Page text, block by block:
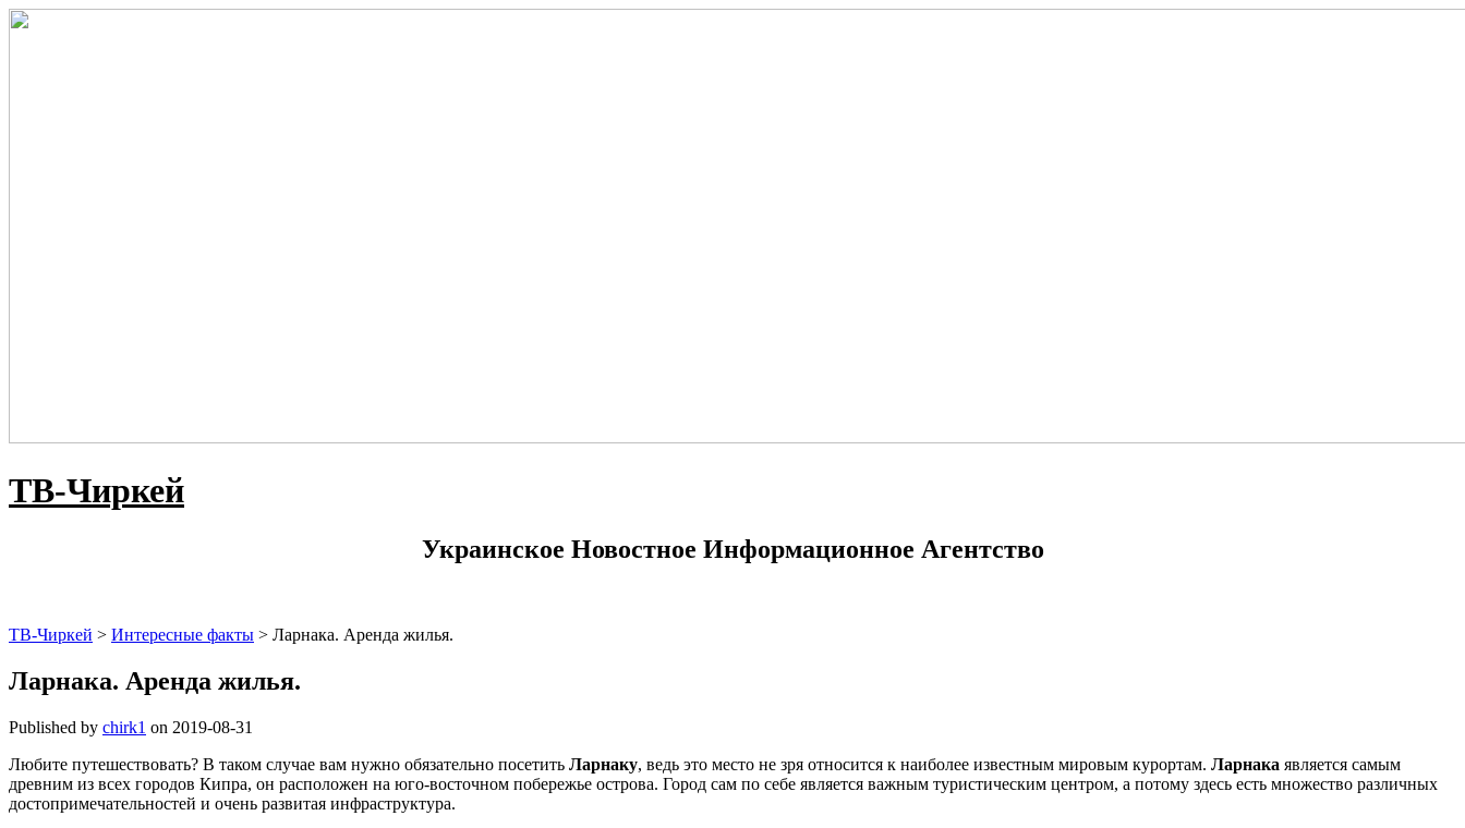
ТВ-Чиркей
Украинское Новостное Информационное Агентство
ТВ-Чиркей > Интересные факты > Ларнака. Аренда жилья.
Ларнака. Аренда жилья.
Published by chirk1 on 2019-08-31
Любите путешествовать? В таком случае вам нужно обязательно посетить Ларнаку, ведь это место не зря относится к наиболее известным мировым курортам. Ларнака является самым
древним из всех городов Кипра, он расположен на юго-восточном побережье острова. Город сам по себе является важным туристическим центром, а потому здесь есть множество различных
достопримечательностей и очень развитая инфраструктура.